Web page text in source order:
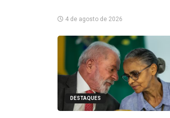
4 de agosto de 2026
DESTAQUES